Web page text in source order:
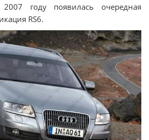
году появилась очередная
RS6.